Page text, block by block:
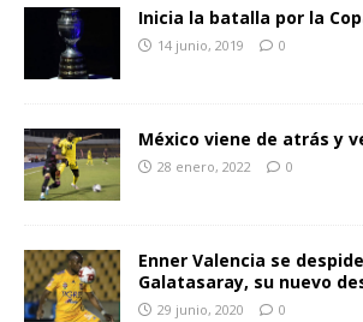
Inicia la batalla por la
14 junio, 2019 0
México viene de atrás y
28 enero, 2022 0
Enner Valencia se
Galatasaray, su nuevo
29 junio, 2020 0